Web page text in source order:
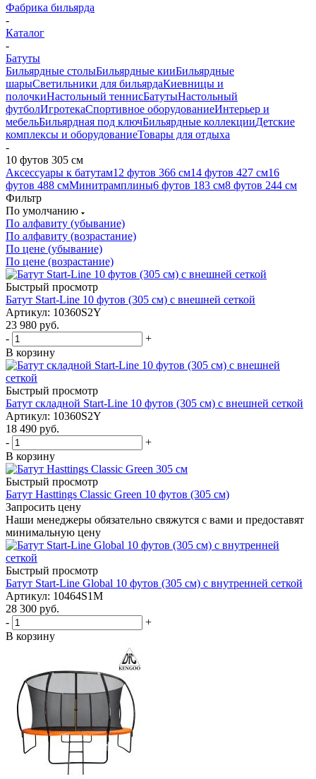
Фабрика бильярда
-
Каталог
-
Батуты
Бильярдные столыБильярдные кииБильярдные
шарыСветильники для бильярдаКиевницы и
полочкиНастольный теннисБатутыНастольный
футболИгротекаСпортивное оборудованиеИнтерьер и
мебельБильярдная под ключБильярдные коллекцииДетские
комплексы и оборудованиеТовары для отдыха
-
10 футов 305 см
Аксессуары к батутам12 футов 366 см14 футов 427 см16
футов 488 смМинитрамплины6 футов 183 см8 футов 244 см
Фильтр
По умолчанию
По алфавиту (убывание)
По алфавиту (возрастание)
По цене (убывание)
По цене (возрастание)
Быстрый просмотр
Батут Start-Line 10 футов (305 см) с внешней сеткой
Артикул: 10360S2Y
23 980 руб.
-
+
В корзину
Быстрый просмотр
Батут складной Start-Line 10 футов (305 см) с внешней сеткой
Артикул: 10360S2Y
18 490 руб.
-
+
В корзину
Быстрый просмотр
Батут Hasttings Classic Green 10 футов (305 см)
Запросить цену
Наши менеджеры обязательно свяжутся с вами и предоставят
минимальную цену
Быстрый просмотр
Батут Start-Line Global 10 футов (305 см) с внутренней сеткой
Артикул: 10464S1M
28 300 руб.
-
+
В корзину